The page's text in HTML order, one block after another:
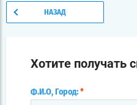
НАЗАД
Хотите получать
Ф.И.О, Город: *